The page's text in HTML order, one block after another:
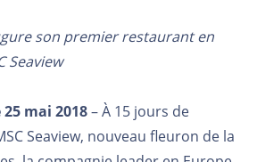
son premier restaurant en
Seaview
25 mai 2018– À 15 jours de
Seaview, nouveau fleuron de la